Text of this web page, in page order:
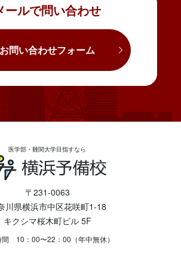
ールで問い合わせ
お問い合わせフォーム
医学部・難関大学目指すなら
〒231-0063
川県横浜市中区花咲町1-18
キクシマ桜木町ビル 5F
間 10：00〜22：00（年中無休）